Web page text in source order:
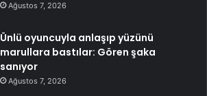
Ağustos 7, 2026
Ünlü oyuncuyla anlaşıp yüzünü
marullara bastılar: Gören şaka
sanıyor
Ağustos 7, 2026